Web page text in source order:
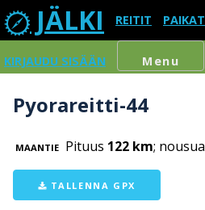
JÄLKI REITIT PAIKAT
KIRJAUDU SISÄÄN Menu
Pyorareitti-44
MAANTIE Pituus 122 km; nousua
TALLENNA GPX